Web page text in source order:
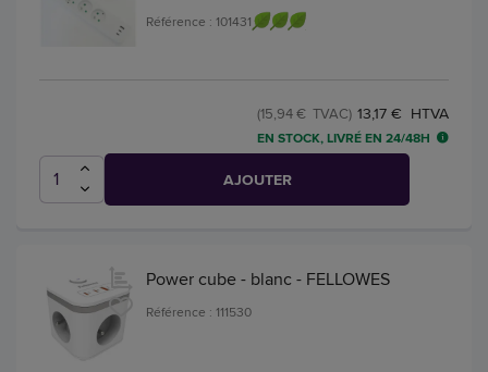
Référence : 101431
13,17 € HTVA
(15,94 € TVAC)
EN STOCK, LIVRÉ EN 24/48H
AJOUTER
Power cube - blanc - FELLOWES
Référence : 111530